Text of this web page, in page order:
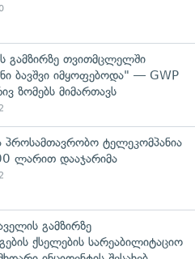
გამზირზე თვითმცლელში
ბავშვი იმყოფებოდა" — GWP
ზომებს მიმართავს
პროსამთავრობო ტელეკომპანია
ლარით დააჯარიმა
გამზირზე
ქსელების სარეაბილიტაციო